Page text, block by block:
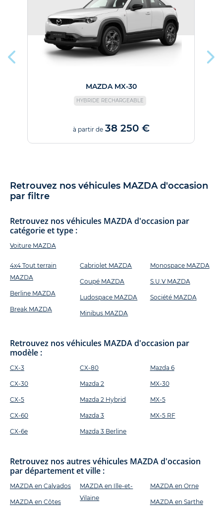
MAZDA MX-30
HYBRIDE RECHARGEABLE
à partir de 38 250 €
Retrouvez nos véhicules MAZDA d'occasion
par filtre
Retrouvez nos véhicules MAZDA d'occasion par
catégorie et type :
Voiture MAZDA
4x4 Tout terrain
MAZDA
Berline MAZDA
Break MAZDA
Cabriolet MAZDA
Coupé MAZDA
Ludospace MAZDA
Minibus MAZDA
Monospace MAZDA
S.U.V MAZDA
Société MAZDA
Retrouvez nos véhicules MAZDA d'occasion par
modèle :
CX-3
CX-30
CX-5
CX-60
CX-6e
CX-80
Mazda 2
Mazda 2 Hybrid
Mazda 3
Mazda 3 Berline
Mazda 6
MX-30
MX-5
MX-5 RF
Retrouvez nos autres véhicules MAZDA d'occasion
par département et ville :
MAZDA en Calvados
MAZDA en Côtes
MAZDA en Ille-et-
Vilaine
MAZDA en Orne
MAZDA en Sarthe